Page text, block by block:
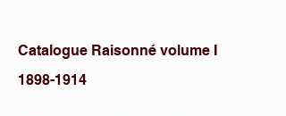
Catalogue Raisonné volume I
1898-1914